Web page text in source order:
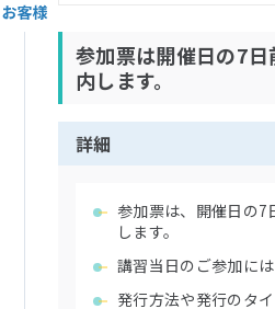
参加票は開催日の7
内します。
詳細
参加票は、開催日の7
します。
講習当日のご参加に
発行方法や発行のタ